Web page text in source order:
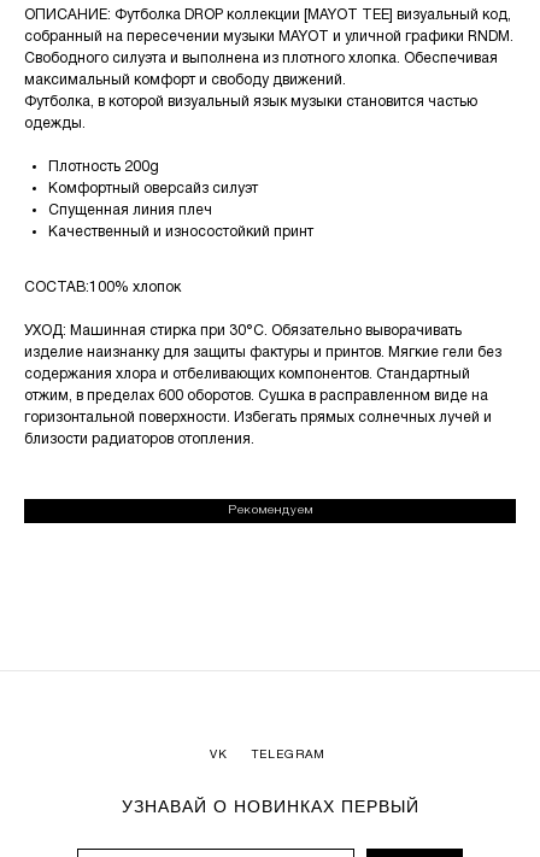
ОПИСАНИЕ: Футболка DROP коллекции [MAYOT TEE] визуальный код,
собранный на пересечении музыки MAYOT и уличной графики RNDM.
Свободного силуэта и выполнена из плотного хлопка. Обеспечивая
максимальный комфорт и свободу движений.
Футболка, в которой визуальный язык музыки становится частью
одежды.
Плотность 200g
Комфортный оверсайз силуэт
Спущенная линия плеч
Качественный и износостойкий принт
СОСТАВ:100% хлопок
УХОД: Машинная стирка при 30°C. Обязательно выворачивать
изделие наизнанку для защиты фактуры и принтов. Мягкие гели без
содержания хлора и отбеливающих компонентов. Стандартный
отжим, в пределах 600 оборотов. Сушка в расправленном виде на
горизонтальной поверхности. Избегать прямых солнечных лучей и
близости радиаторов отопления.
Рекомендуем
УЗНАВАЙ О НОВИНКАХ ПЕРВЫЙ
VK TELEGRAM